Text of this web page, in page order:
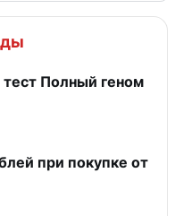
Полный геном
при покупке от